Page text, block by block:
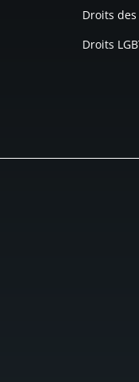
Droits
Droits